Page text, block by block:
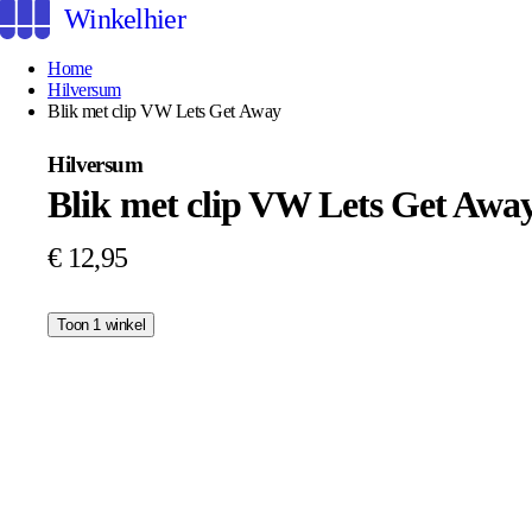
Winkelhier
Home
Hilversum
Blik met clip VW Lets Get Away
Hilversum
Blik met clip VW Lets Get
€ 12,95
Toon 1 winkel